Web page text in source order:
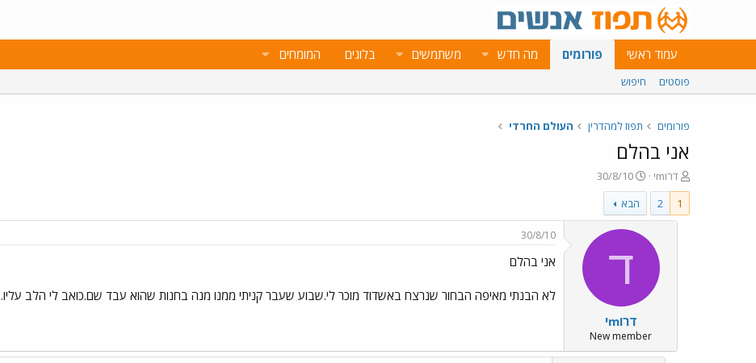
עמוד ראשי פורומים מה חדש משתמשים בלוגים המומחים
פוסטים חיפוש
פורומים תפוז למהדרין העולם החרדי
אני בהלם
פ
ו
ת
ח
דרוmי
פ
ו
ר
ס
ם
ת
י
ך
30/8/10
1
2 הבא
ד
דרוmי
New member
30/8/10
אני בהלם
לא הבנתי מאיפה הבחור שנרצח באשדוד מוכר לי.שבוע שעבר קניתי ממנו מנה בחנות שהוא עבד שם.כואב לי הלב עליו.